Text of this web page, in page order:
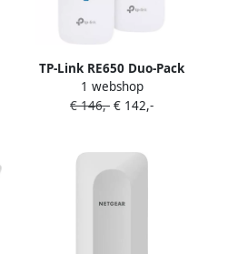
TP-Link RE650 Duo-Pack
1 webshop
€ 146,- € 142,-